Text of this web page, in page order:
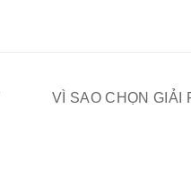
VÌ SAO CHỌN GIẢI